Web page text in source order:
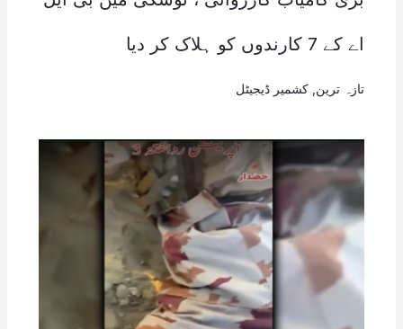
اے کے 7 کارندوں کو ہلاک کر دیا
تازہ ترین کشمیر ڈیجیٹل